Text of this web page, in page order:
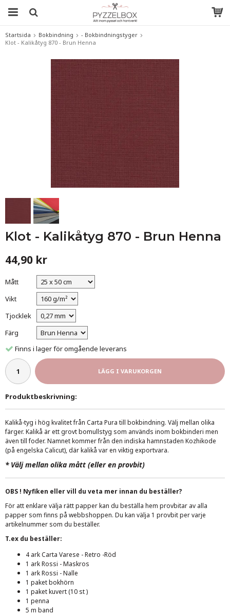
Startsida Bokbindning
- Bokbindningstyger
Klot - Kalikåtyg 870 - Brun Henna
Klot - Kalikåtyg 870 - Brun Henna
44,90 kr
Mått
Vikt
Tjocklek
Färg
Finns i lager för omgående leverans
LÄGG I VARUKORGEN
Produktbeskrivning:
Kalikå-tyg i hög kvalitet från Carta Pura till bokbindning. Välj mellan olika
färger. Kalikå är ett grovt bomullstyg som används inom bokbinderi men
även till foder. Namnet kommer från den indiska hamnstaden Kozhikode
(på engelska Calicut), där kalikå var en viktig exportvara.
* Välj mellan olika mått (eller en provbit)
OBS ! Nyfiken eller vill du veta mer innan du beställer?
För att enklare välja rätt papper kan du beställa hem provbitar av alla
papper som finns på webbshoppen. Du kan välja 1 provbit per varje
artikelnummer som du beställer.
T.ex du beställer:
4 ark Carta Varese - Retro -Röd
1 ark Rossi - Maskros
1 ark Rossi - Nalle
1 paket bokhörn
1 paket kuvert (10 st )
1 penna
5 m band